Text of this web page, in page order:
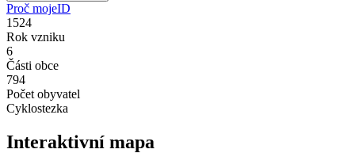
Proč mojeID
1524
Rok vzniku
6
Části obce
794
Počet obyvatel
Cyklostezka
Interaktivní mapa